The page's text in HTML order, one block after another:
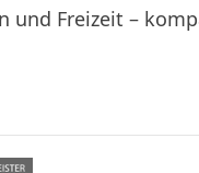
und Freizeit –